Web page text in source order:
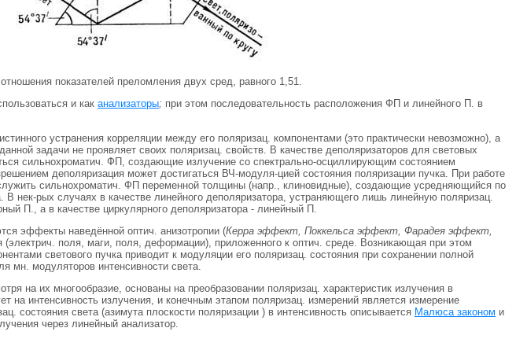
показателей преломления двух сред, равного 1,51.
и как анализаторы; при этом последовательность расположения ФП и линейного П. в
устранения корреляции между его поляризац. компонентами (это практически невозможно), а
задачи не проявляет своих поляризац. свойств. В качестве деполяризаторов для световых
сильнохроматич. ФП, создающие излучение со спектрально-осциллирующим состоянием
деполяризация может достигаться ВЧ-модуля-цией состояния поляризации пучка. При работе
сильнохроматич. ФП переменной толщины (напр., клиновидные), создающие усредняющийся по
нек-рых случаях в качестве линейного деполяризатора, устраняющего лишь линейную поляризац.
П., а в качестве циркулярного деполяризатора - линейный П.
эффекты наведённой оптич. анизотропии (Керра эффект, Поккельса эффект, Фарадея эффект,
поля, маги, поля, деформации), приложенного к оптич. среде. Возникающая при этом
светового пучка приводит к модуляции его поляризац. состояния при сохранении полной
мн. модуляторов интенсивности света.
на их многообразие, основаны на преобразовании поляризац. характеристик излучения в
на интенсивность излучения, и конечным этапом поляризац. измерений является измерение
состояния света (азимута плоскости поляризации ) в интенсивность описывается Малюса законом и
через линейный анализатор.